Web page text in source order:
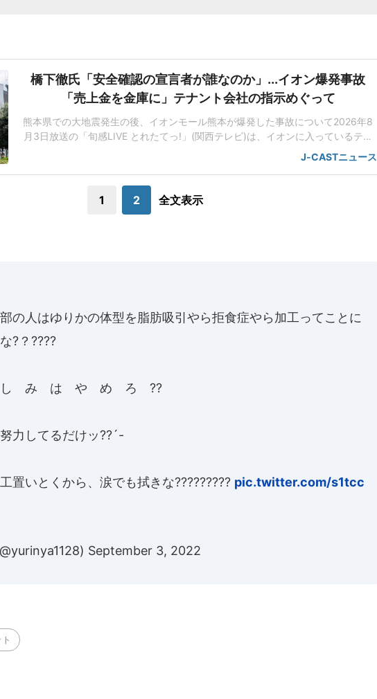
橋下徹氏「安全確認の宣言者が誰なのか」...イオン爆発事故
「売上金を金庫に」テナント会社の指示めぐって
熊本県での大地震発生の後、イオンモール熊本が爆発した事故について2026年8
月3日放送の「旬感LIVE とれたてっ!」(関西テレビ)は、イオンに入っているテナ
ント会社の幹部が避難した従業員2人に売上金を金庫に入れるように指示したこと
で爆発事故の犠牲になったことを取り上げた。店内に戻った5分後に爆破が起きた
の後に一度外に避
J-CASTニュース
1 2 全文表示
の人はゆりかの体型を脂肪吸引やら拒食症やら加工ってことに
?？????
み は や め ろ ??
力してるだけッ??´-
置いとくから、涙でも拭きな????????? pic.twitter.com/s1tcc
September 3, 2022